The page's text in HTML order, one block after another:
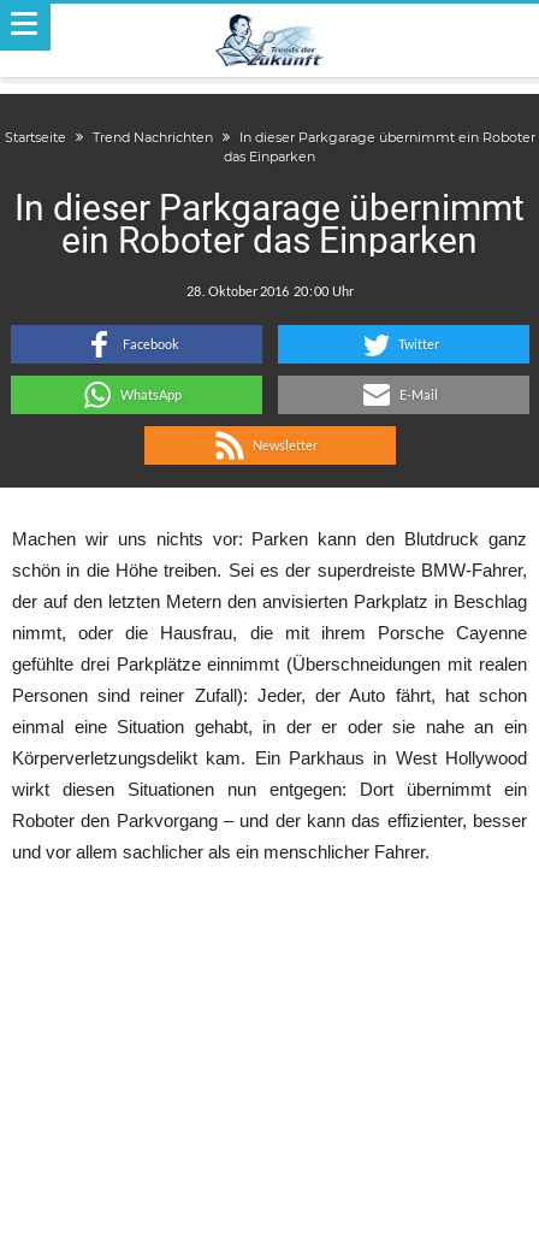
Startseite Trend Nachrichten
In dieser Parkgarage übernimmt ein Roboter
das Einparken
In dieser Parkgarage übernimmt
ein Roboter das Einparken
:
Facebook Twitter
WhatsApp E-Mail
Newsletter
Machen wir uns nichts vor: Parken kann den Blutdruck ganz
schön in die Höhe treiben. Sei es der superdreiste BMW-Fahrer,
der auf den letzten Metern den anvisierten Parkplatz in Beschlag
nimmt, oder die Hausfrau, die mit ihrem Porsche Cayenne
gefühlte drei Parkplätze einnimmt (Überschneidungen mit realen
Personen sind reiner Zufall): Jeder, der Auto fährt, hat schon
einmal eine Situation gehabt, in der er oder sie nahe an ein
Körperverletzungsdelikt kam. Ein Parkhaus in West Hollywood
wirkt diesen Situationen nun entgegen: Dort übernimmt ein
Roboter den Parkvorgang – und der kann das effizienter, besser
und vor allem sachlicher als ein menschlicher Fahrer.